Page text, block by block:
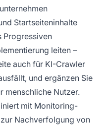
Startseiteninhalte
Progressiven
leiten –
auch für KI-Crawler
und ergänzen Sie
menschliche Nutzer.
mit Monitoring-
Nachverfolgung von